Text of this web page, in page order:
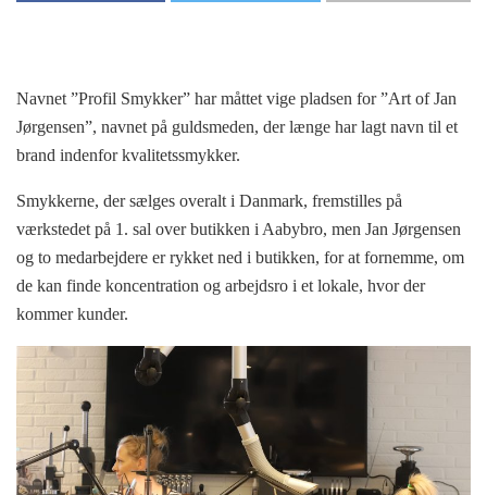
Navnet ”Profil Smykker” har måttet vige pladsen for ”Art of Jan
Jørgensen”, navnet på guldsmeden, der længe har lagt navn til et
brand indenfor kvalitetssmykker.
Smykkerne, der sælges overalt i Danmark, fremstilles på
værkstedet på 1. sal over butikken i Aabybro, men Jan Jørgensen
og to medarbejdere er rykket ned i butikken, for at fornemme, om
de kan finde koncentration og arbejdsro i et lokale, hvor der
kommer kunder.